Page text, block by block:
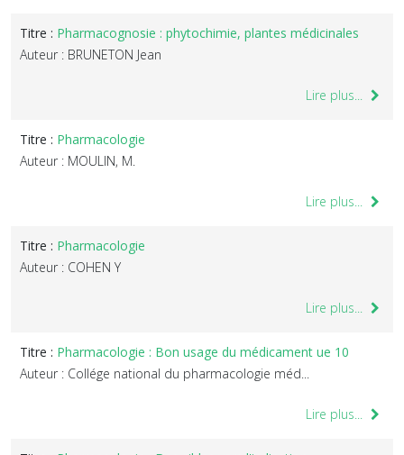
Titre : Pharmacognosie : phytochimie, plantes médicinales
Auteur : BRUNETON Jean
Lire plus...
Titre : Pharmacologie
Auteur : MOULIN, M.
Lire plus...
Titre : Pharmacologie
Auteur : COHEN Y
Lire plus...
Titre : Pharmacologie : Bon usage du médicament ue 10
Auteur : Collége national du pharmacologie méd...
Lire plus...